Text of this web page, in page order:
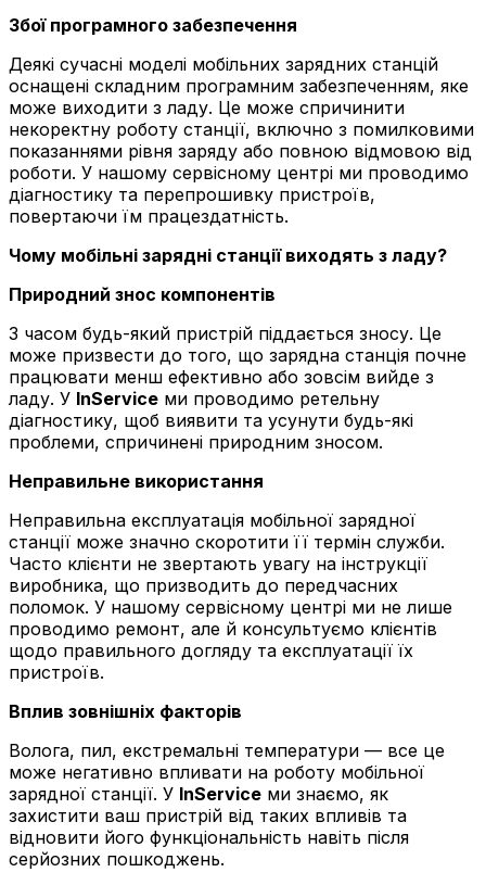
Збої програмного забезпечення
Деякі сучасні моделі мобільних зарядних станцій
оснащені складним програмним забезпеченням, яке
може виходити з ладу. Це може спричинити
некоректну роботу станції, включно з помилковими
показаннями рівня заряду або повною відмовою від
роботи. У нашому сервісному центрі ми проводимо
діагностику та перепрошивку пристроїв,
повертаючи їм працездатність.
Чому мобільні зарядні станції виходять з ладу?
Природний знос компонентів
З часом будь-який пристрій піддається зносу. Це
може призвести до того, що зарядна станція почне
працювати менш ефективно або зовсім вийде з
ладу. У InService ми проводимо ретельну
діагностику, щоб виявити та усунути будь-які
проблеми, спричинені природним зносом.
Неправильне використання
Неправильна експлуатація мобільної зарядної
станції може значно скоротити її термін служби.
Часто клієнти не звертають увагу на інструкції
виробника, що призводить до передчасних
поломок. У нашому сервісному центрі ми не лише
проводимо ремонт, але й консультуємо клієнтів
щодо правильного догляду та експлуатації їх
пристроїв.
Вплив зовнішніх факторів
Волога, пил, екстремальні температури — все це
може негативно впливати на роботу мобільної
зарядної станції. У InService ми знаємо, як
захистити ваш пристрій від таких впливів та
відновити його функціональність навіть після
серйозних пошкоджень.